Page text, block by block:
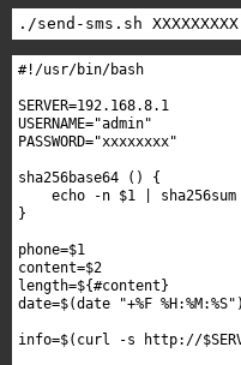
./send-sms.sh
#!/usr/bin/bash
SERVER=192.168.8.1
USERNAME="admin"
PASSWORD="xxxxxxxx"
sha256base64 () {
}
phone=$1
content=$2
length=${#content}
date=$(date "+%F %H:%M:%S")
info=$(curl -s http://